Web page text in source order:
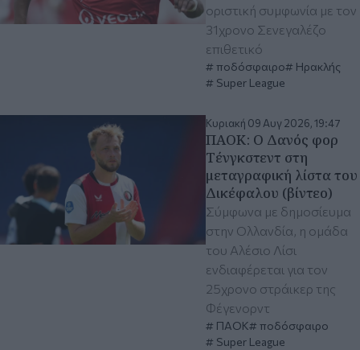
οριστική συμφωνία με τον
31χρονο Σενεγαλέζο
επιθετικό
ποδόσφαιρο
Ηρακλής
Super League
Κυριακή 09 Αυγ 2026, 19:47
ΠΑΟΚ: Ο Δανός φορ
Τένγκστεντ στη
μεταγραφική λίστα του
Δικέφαλου (βίντεο)
Σύμφωνα με δημοσίευμα
στην Ολλανδία, η ομάδα
του Αλέσιο Λίσι
ενδιαφέρεται για τον
25χρονο στράικερ της
Φέγενορντ
ΠΑΟΚ
ποδόσφαιρο
Super League